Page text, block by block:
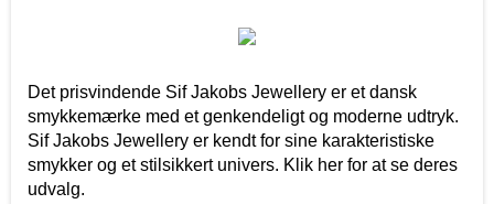
Det prisvindende Sif Jakobs Jewellery er et dansk
smykkemærke med et genkendeligt og moderne udtryk.
Sif Jakobs Jewellery er kendt for sine karakteristiske
smykker og et stilsikkert univers. Klik her for at se deres
udvalg.